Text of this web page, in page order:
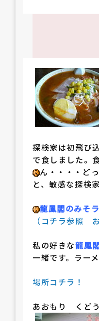
探検家は初飛び
で食しました。
ん・・・・ど
と、敏感な探検
龍鳳閣のみそ
（コチラ参照
私の好きな龍鳳
一緒です。ラー
場所コチラ！
あおもり くどう